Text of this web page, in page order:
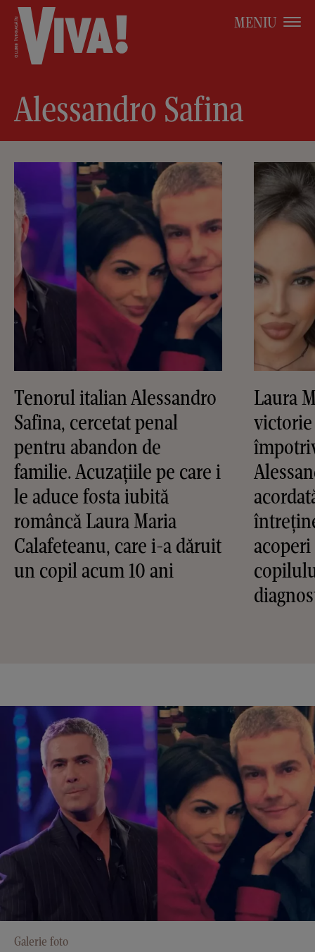
MENIU
Alessandro Safina
Tenorul italian Alessandro
Safina, cercetat penal
pentru abandon de
familie. Acuzațiile pe care i
le aduce fosta iubită
româncă Laura Maria
Calafeteanu, care i-a dăruit
un copil acum 10 ani
Laura
Galerie foto